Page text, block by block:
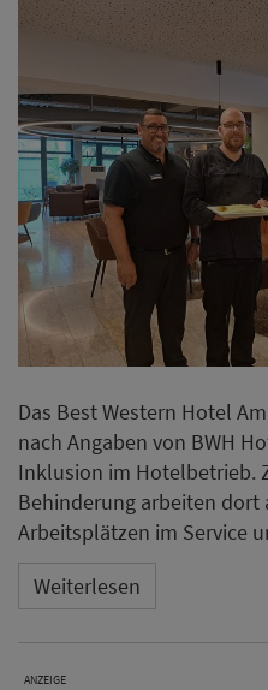
Das Best Western Hotel
nach Angaben von BWH
Inklusion im Hotelbetrieb.
Behinderung arbeiten dort
Arbeitsplätzen im Service
Weiterlesen
ANZEIGE